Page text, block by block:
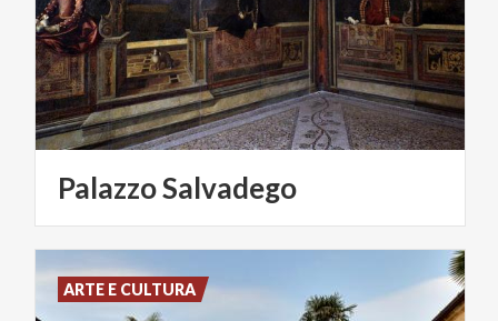
PalazzoSalvadego
ARTE E CULTURA